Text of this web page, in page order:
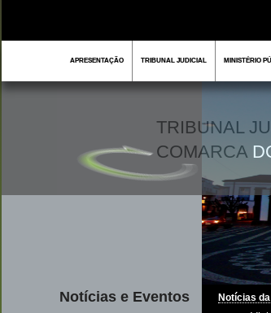
APRESENTAÇÃO TRIBUNAL JUDICIAL MINISTÉRIO
TRIBUNAL
COMARCA
Notícias e Eventos Notícias